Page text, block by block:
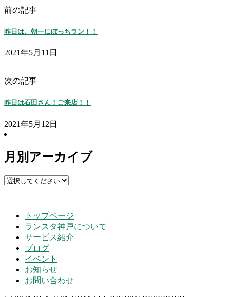
前の記事
昨日は、朝一にぼっちラン！！
2021年5月11日
次の記事
昨日は石田さん！ご来店！！
2021年5月12日
月別アーカイブ
トップページ
ランスタ神戸について
サービス紹介
ブログ
イベント
お知らせ
お問い合わせ